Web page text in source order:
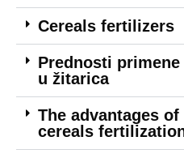
Cereals fertilizers
Prednosti
u žitarica
The advantages
cereals